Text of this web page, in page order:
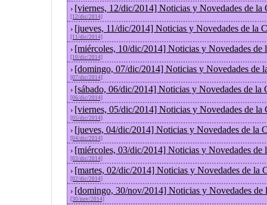
› [viernes, 12/dic/2014] Noticias y Novedades de la
[12/dic/2014]
› [jueves, 11/dic/2014] Noticias y Novedades de la
[11/dic/2014]
› [miércoles, 10/dic/2014] Noticias y Novedades de
[10/dic/2014]
› [domingo, 07/dic/2014] Noticias y Novedades de
[07/dic/2014]
› [sábado, 06/dic/2014] Noticias y Novedades de la
[06/dic/2014]
› [viernes, 05/dic/2014] Noticias y Novedades de la
[05/dic/2014]
› [jueves, 04/dic/2014] Noticias y Novedades de la
[04/dic/2014]
› [miércoles, 03/dic/2014] Noticias y Novedades de
[03/dic/2014]
› [martes, 02/dic/2014] Noticias y Novedades de la
[02/dic/2014]
› [domingo, 30/nov/2014] Noticias y Novedades de
[30/nov/2014]